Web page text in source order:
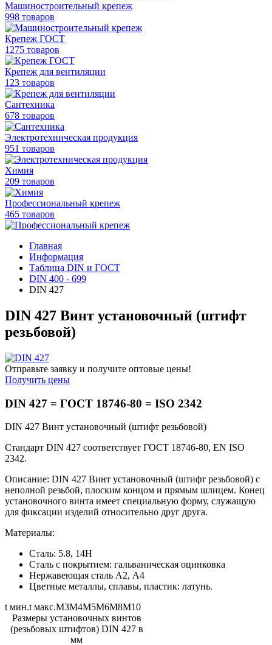
Машиностроительный крепеж
998 товаров
Крепеж ГОСТ
1275 товаров
Крепеж для вентиляции
123 товаров
Сантехника
678 товаров
Электротехническая продукция
951 товаров
Химия
209 товаров
Профессиональный крепеж
465 товаров
Главная
Информация
Таблица DIN и ГОСТ
DIN 400 - 699
DIN 427
DIN 427 Винт установочный (штифт
резьбовой)
Отправьте заявку и получите оптовые цены!
Получить цены
DIN 427 = ГОСТ 18746-80 = ISO 2342
DIN 427 Винт установочный (штифт резьбовой)
Стандарт DIN 427 соответствует ГОСТ 18746-80, EN ISO
2342.
Описание: DIN 427 Винт установочный (штифт резьбовой) с
неполной резьбой, плоским концом и прямым шлицем. Конец
установочного винта имеет специальную форму, служащую
для фиксации изделий относительно друг друга.
Материалы:
Сталь: 5.8, 14Н
Сталь с покрытием: гальваническая оцинковка
Нержавеющая сталь А2, А4
Цветные металлы, сплавы, пластик: латунь.
t мин.t макс.M3M4M5M6M8M10
Размеры установочных винтов
(резьбовых штифтов) DIN 427 в
мм